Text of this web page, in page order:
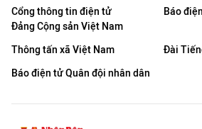
Cổng thông tin điện tử
Đảng Cộng sản Việt Nam
Báo
Thông tấn xã Việt Nam
Đài
Báo điện tử Quân đội nhân dân